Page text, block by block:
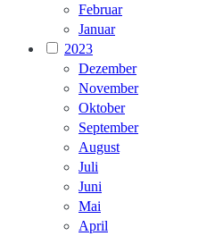
Februar
Januar
2023
Dezember
November
Oktober
September
August
Juli
Juni
Mai
April